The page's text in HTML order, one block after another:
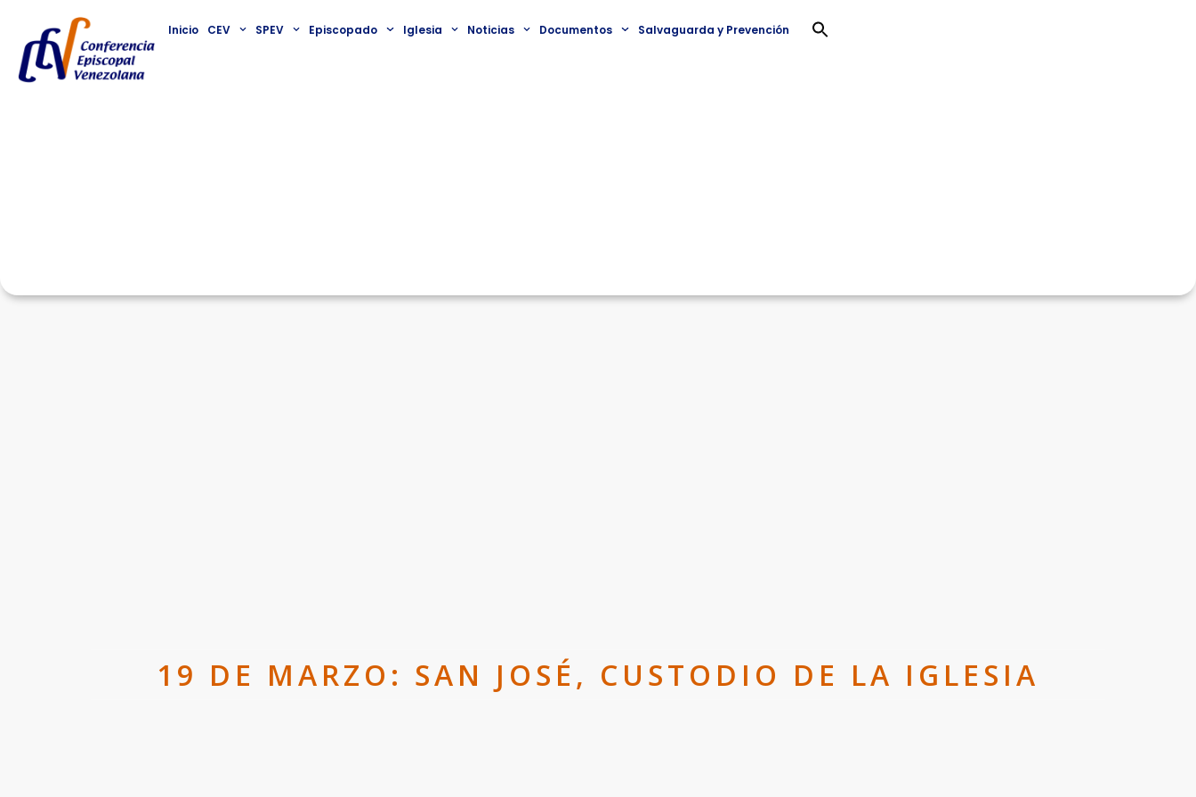
Inicio CEV SPEV Episcopado Iglesia Noticias Documentos Salvaguarda y Prevención
19 DE MARZO: SAN JOSÉ, CUSTODIO DE LA IGLESIA